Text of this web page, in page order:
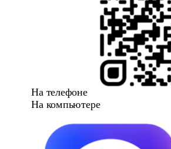
На телефоне
На компьютере